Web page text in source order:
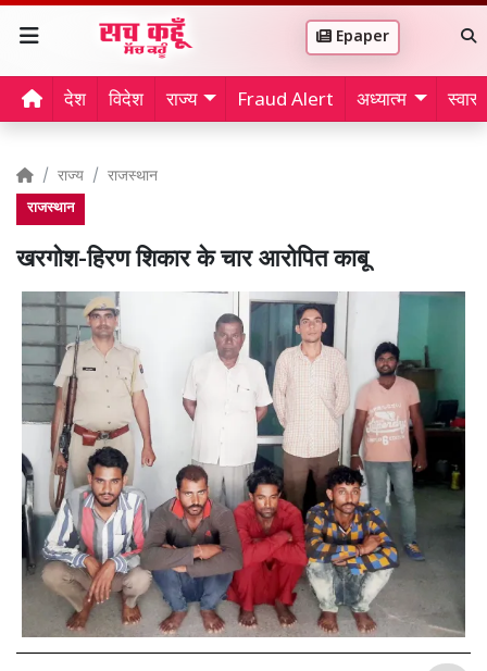
Epaper
देश विदेश राज्य Fraud Alert अध्यात्म
राज्य राजस्थान
राजस्थान
खरगोश-हिरण शिकार के चार आरोपित काबू